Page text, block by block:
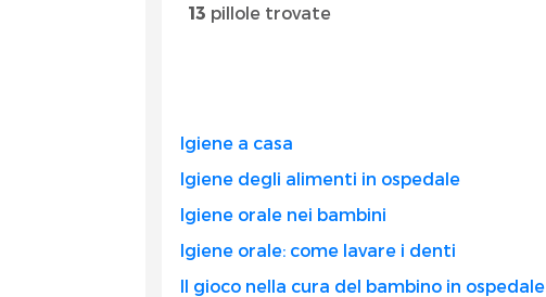
13 pillole trovate
Igiene a casa
Igiene degli alimenti in ospedale
Igiene orale nei bambini
Igiene orale: come lavare i denti
Il gioco nella cura del bambino in ospedale